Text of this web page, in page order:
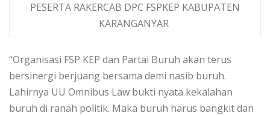
PESERTA RAKERCAB DPC FSPKEP KABUPATEN
KARANGANYAR
“Organisasi FSP KEP dan Partai Buruh akan terus
bersinergi berjuang bersama demi nasib buruh.
Lahirnya UU Omnibus Law bukti nyata kekalahan
buruh di ranah politik. Maka buruh harus bangkit dan